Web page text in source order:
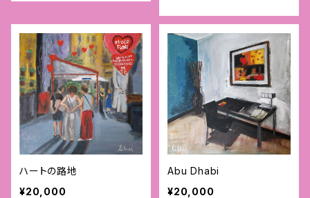
ハートの路地
¥20,000
Abu Dhabi
¥20,000